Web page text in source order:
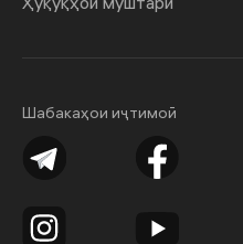
Шабакаҳои иҷтимоӣ